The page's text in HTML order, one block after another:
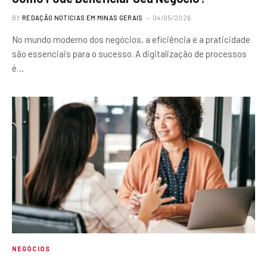
BY REDAÇÃO NOTÍCIAS EM MINAS GERAIS 04/05/2026
No mundo moderno dos negócios, a eficiência e a praticidade
são essenciais para o sucesso. A digitalização de processos
é…
NEGÓCIOS